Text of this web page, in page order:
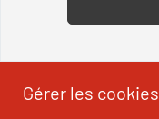
Gérer les cookies